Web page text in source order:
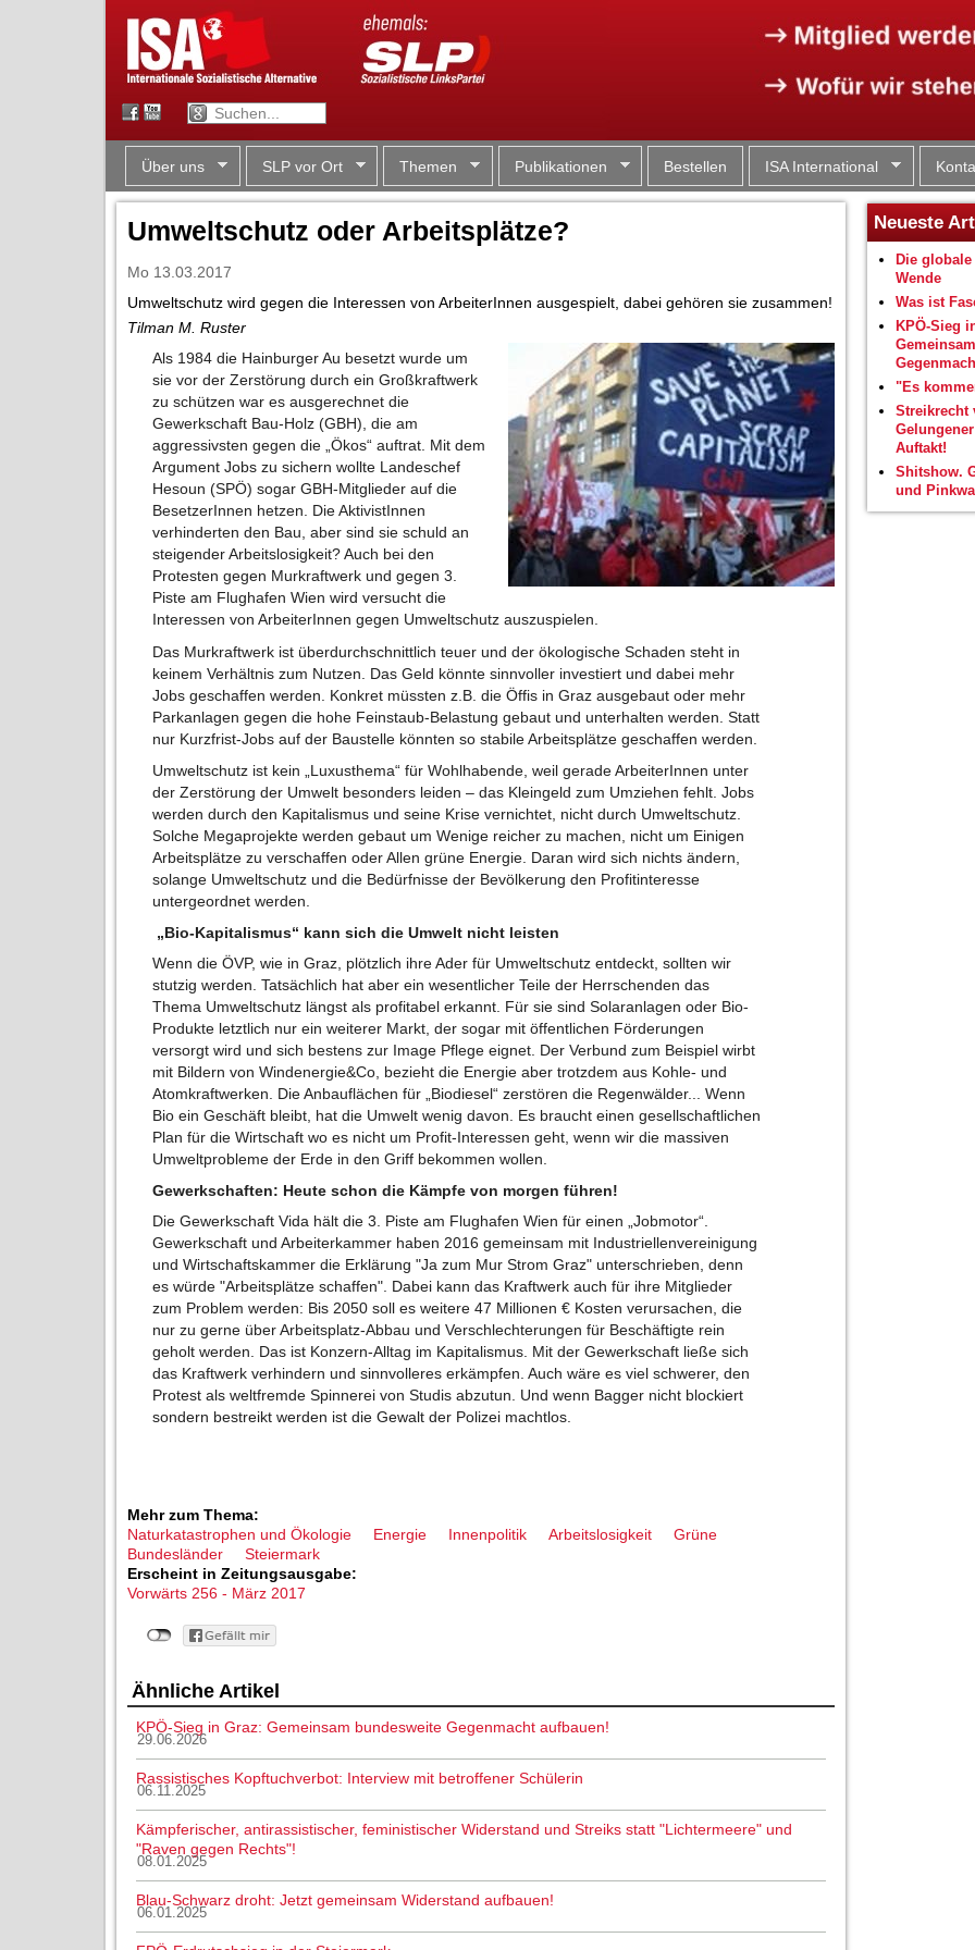
Über uns SLP vor Ort Themen Publikationen Bestellen ISA International
Umweltschutz oder Arbeitsplätze?
Mo 13.03.2017
Umweltschutz wird gegen die Interessen von ArbeiterInnen ausgespielt, dabei gehören sie zusammen!
Tilman M. Ruster
Als 1984 die Hainburger Au besetzt wurde um
sie vor der Zerstörung durch ein Großkraftwerk
zu schützen war es ausgerechnet die
Gewerkschaft Bau-Holz (GBH), die am
aggressivsten gegen die „Ökos“ auftrat. Mit dem
Argument Jobs zu sichern wollte Landeschef
Hesoun (SPÖ) sogar GBH-Mitglieder auf die
BesetzerInnen hetzen. Die AktivistInnen
verhinderten den Bau, aber sind sie schuld an
steigender Arbeitslosigkeit? Auch bei den
Protesten gegen Murkraftwerk und gegen 3.
Piste am Flughafen Wien wird versucht die
Interessen von ArbeiterInnen gegen Umweltschutz auszuspielen.
Das Murkraftwerk ist überdurchschnittlich teuer und der ökologische Schaden steht in
keinem Verhältnis zum Nutzen. Das Geld könnte sinnvoller investiert und dabei mehr
Jobs geschaffen werden. Konkret müssten z.B. die Öffis in Graz ausgebaut oder mehr
Parkanlagen gegen die hohe Feinstaub-Belastung gebaut und unterhalten werden. Statt
nur Kurzfrist-Jobs auf der Baustelle könnten so stabile Arbeitsplätze geschaffen werden.
Umweltschutz ist kein „Luxusthema“ für Wohlhabende, weil gerade ArbeiterInnen unter
der Zerstörung der Umwelt besonders leiden – das Kleingeld zum Umziehen fehlt. Jobs
werden durch den Kapitalismus und seine Krise vernichtet, nicht durch Umweltschutz.
Solche Megaprojekte werden gebaut um Wenige reicher zu machen, nicht um Einigen
Arbeitsplätze zu verschaffen oder Allen grüne Energie. Daran wird sich nichts ändern,
solange Umweltschutz und die Bedürfnisse der Bevölkerung den Profitinteresse
untergeordnet werden.
„Bio-Kapitalismus“ kann sich die Umwelt nicht leisten
Wenn die ÖVP, wie in Graz, plötzlich ihre Ader für Umweltschutz entdeckt, sollten wir
stutzig werden. Tatsächlich hat aber ein wesentlicher Teile der Herrschenden das
Thema Umweltschutz längst als profitabel erkannt. Für sie sind Solaranlagen oder Bio-
Produkte letztlich nur ein weiterer Markt, der sogar mit öffentlichen Förderungen
versorgt wird und sich bestens zur Image Pflege eignet. Der Verbund zum Beispiel wirbt
mit Bildern von Windenergie&Co, bezieht die Energie aber trotzdem aus Kohle- und
Atomkraftwerken. Die Anbauflächen für „Biodiesel“ zerstören die Regenwälder... Wenn
Bio ein Geschäft bleibt, hat die Umwelt wenig davon. Es braucht einen gesellschaftlichen
Plan für die Wirtschaft wo es nicht um Profit-Interessen geht, wenn wir die massiven
Umweltprobleme der Erde in den Griff bekommen wollen.
Gewerkschaften: Heute schon die Kämpfe von morgen führen!
Die Gewerkschaft Vida hält die 3. Piste am Flughafen Wien für einen „Jobmotor“.
Gewerkschaft und Arbeiterkammer haben 2016 gemeinsam mit Industriellenvereinigung
und Wirtschaftskammer die Erklärung "Ja zum Mur Strom Graz" unterschrieben, denn
es würde "Arbeitsplätze schaffen". Dabei kann das Kraftwerk auch für ihre Mitglieder
zum Problem werden: Bis 2050 soll es weitere 47 Millionen € Kosten verursachen, die
nur zu gerne über Arbeitsplatz-Abbau und Verschlechterungen für Beschäftigte rein
geholt werden. Das ist Konzern-Alltag im Kapitalismus. Mit der Gewerkschaft ließe sich
das Kraftwerk verhindern und sinnvolleres erkämpfen. Auch wäre es viel schwerer, den
Protest als weltfremde Spinnerei von Studis abzutun. Und wenn Bagger nicht blockiert
sondern bestreikt werden ist die Gewalt der Polizei machtlos.
Mehr zum Thema:
Naturkatastrophen und Ökologie
Energie Innenpolitik Arbeitslosigkeit
Grüne
Bundesländer
Steiermark
Erscheint in Zeitungsausgabe:
Vorwärts 256 - März 2017
Ähnliche Artikel
KPÖ-Sieg in Graz: Gemeinsam bundesweite Gegenmacht aufbauen!
29.06.2026
Rassistisches Kopftuchverbot: Interview mit betroffener Schülerin
06.11.2025
Kämpferischer, antirassistischer, feministischer Widerstand und Streiks statt "Lichtermeere" und
"Raven gegen Rechts"!
08.01.2025
Blau-Schwarz droht: Jetzt gemeinsam Widerstand aufbauen!
06.01.2025
Neueste
Die
Wende
Was ist
KPÖ-Sieg
"Es
Streikrecht
Auftakt!
Shitshow.
und